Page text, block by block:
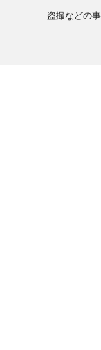
盗撮などの